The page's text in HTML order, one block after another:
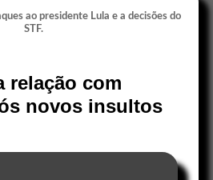
relação com
novos insultos